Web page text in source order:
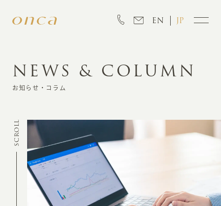
EN JP
INFORMATION
CREATION
MARKETING
NEWS & COLUMN
お知らせ・コラム
SCROLL